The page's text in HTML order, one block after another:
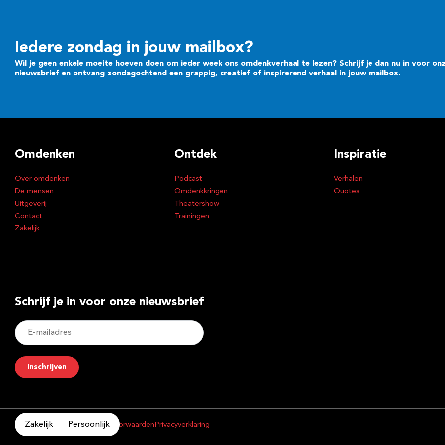
Iedere zondag in jouw mailbox?
Wil je geen enkele moeite hoeven doen om ieder week ons omdenkverhaal te lezen? Schrijf je dan nu in voor
nieuwsbrief en ontvang zondagochtend een grappig, creatief of inspirerend verhaal in jouw mailbox.
Omdenken
Over omdenken
De mensen
Uitgeverij
Contact
Zakelijk
Ontdek
Podcast
Omdenkkringen
Theatershow
Trainingen
Inspiratie
Verhalen
Quotes
Schrijf je in voor onze nieuwsbrief
E-
mailadres
Inschrijven
Copyright 2026 Algemene voorwaardenPrivacyverklaring
Zakelijk Persoonlijk